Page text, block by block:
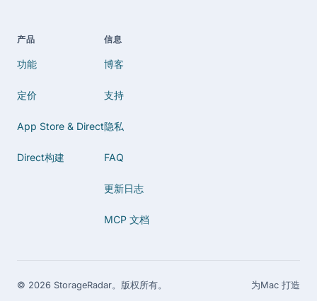
产品
功能
定价
App Store & Direct
Direct构建
信息
博客
支持
隐私
FAQ
更新日志
MCP 文档
© 2026 StorageRadar。版权所有。 为Mac 打造